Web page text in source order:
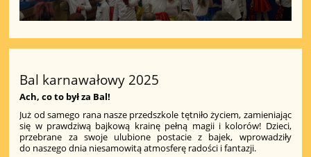
Bal karnawałowy 2025
Ach, co to był za Bal!
Już od samego rana nasze przedszkole tętniło życiem, zamieniając
się w prawdziwą bajkową krainę pełną magii i kolorów! Dzieci,
przebrane za swoje ulubione postacie z bajek, wprowadziły
do naszego dnia niesamowitą atmosferę radości i fantazji.